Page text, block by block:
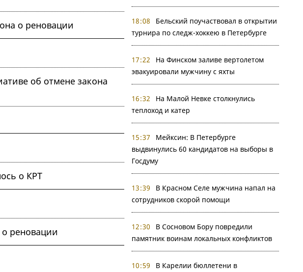
о реновации
об отмене закона
о КРТ
реновации
18:08
Бельский поучаствовал в открытии
турнира по следж-хоккею в Петербурге
17:22
На Финском заливе вертолетом
эвакуировали мужчину с яхты
16:32
На Малой Невке столкнулись
теплоход и катер
15:37
Мейксин: В Петербурге
выдвинулись 60 кандидатов на выборы в
Госдуму
13:39
В Красном Селе мужчина напал на
сотрудников скорой помощи
12:30
В Сосновом Бору повредили
памятник воинам локальных конфликтов
10:59
В Карелии бюллетени в